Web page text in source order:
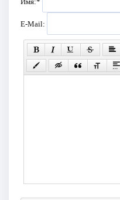
E-Mail: